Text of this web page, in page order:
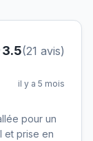
3.5(21 avis)
il y a 5 mois
pour un
et prise en